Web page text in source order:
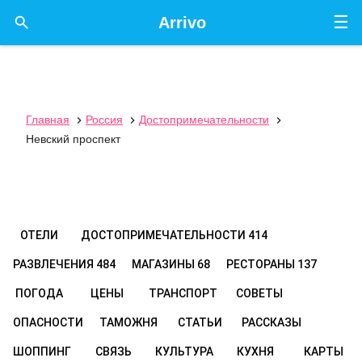
☰
Arrivo

Главная  Россия  Достопримечательности

Невский проспект
ОТЕЛИ ДОСТОПРИМЕЧАТЕЛЬНОСТИ 414
РАЗВЛЕЧЕНИЯ 484 МАГАЗИНЫ 68 РЕСТОРАНЫ 137
ПОГОДА ЦЕНЫ ТРАНСПОРТ СОВЕТЫ
ОПАСНОСТИ ТАМОЖНЯ СТАТЬИ РАССКАЗЫ
ШОППИНГ СВЯЗЬ КУЛЬТУРА КУХНЯ КАРТЫ